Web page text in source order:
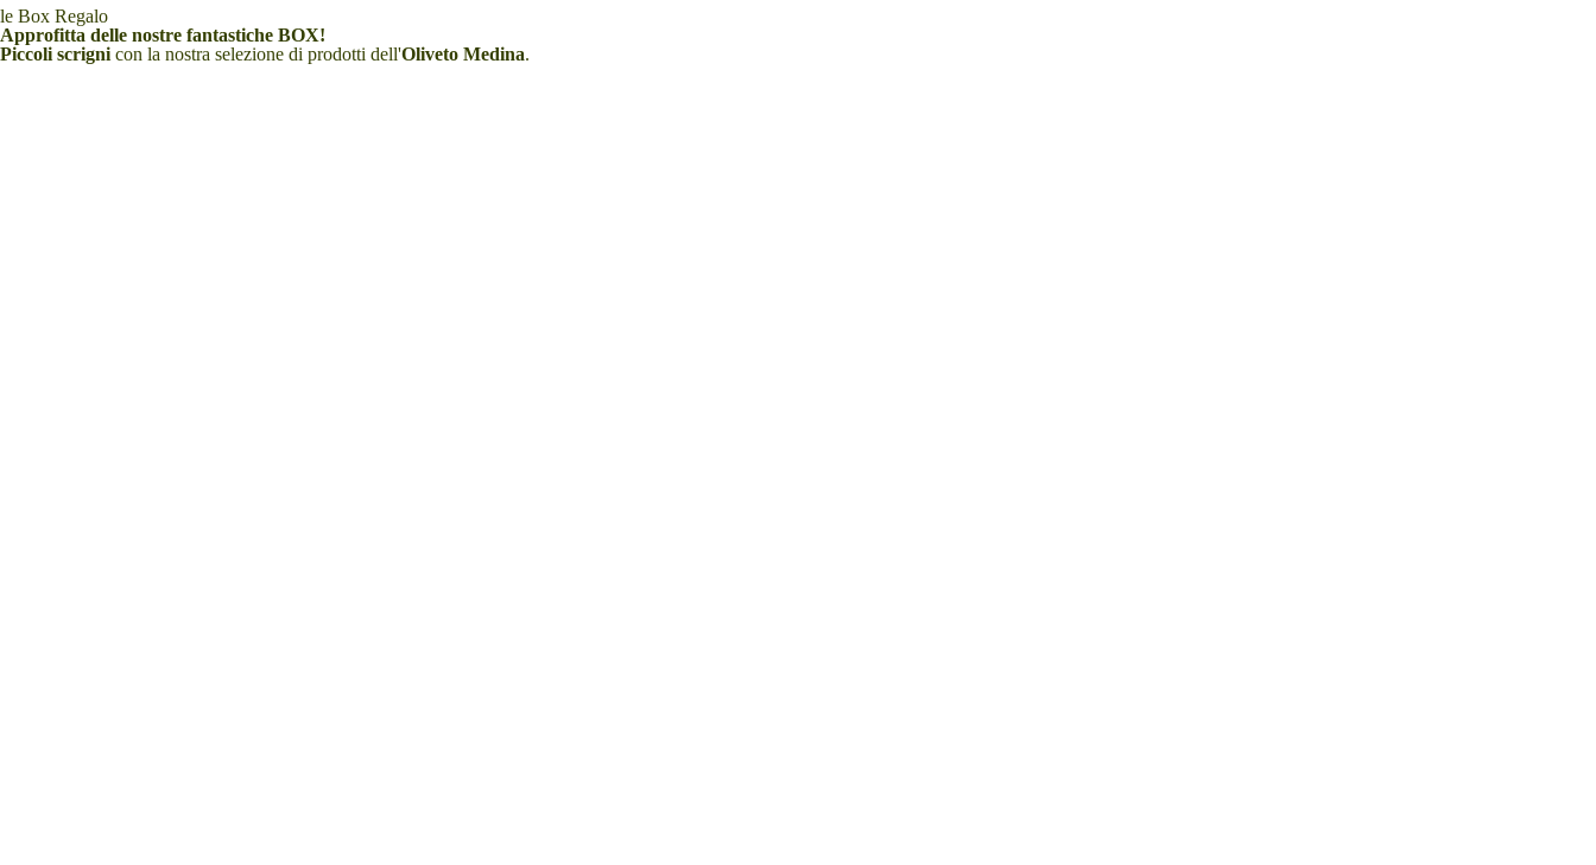
le Box Regalo
Approfitta delle nostre fantastiche BOX!
Piccoli scrigni con la nostra selezione di prodotti dell'Oliveto Medina.